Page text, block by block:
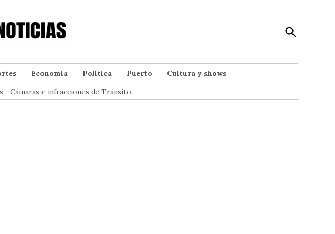
Open
Search
Economía Política Puerto
Cultura y shows
Cámaras e infracciones de Tránsito.